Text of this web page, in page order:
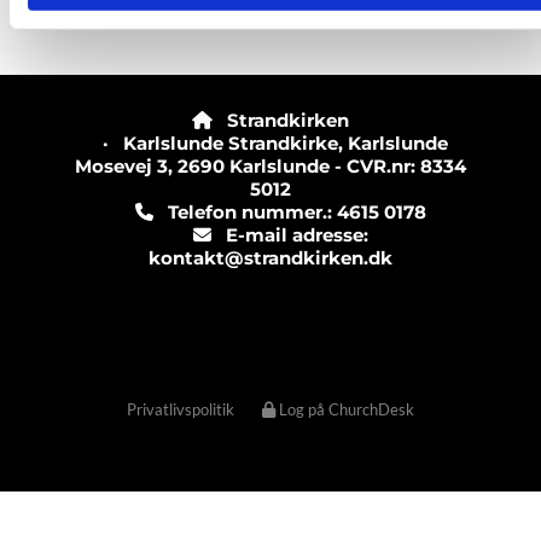

Strandkirken
· Karlslunde Strandkirke, Karlslunde
Mosevej 3, 2690 Karlslunde - CVR.nr: 8334
5012
Telefon nummer.: 4615 0178
E-mail adresse:
kontakt@strandkirken.dk
Privatlivspolitik Log på ChurchDesk